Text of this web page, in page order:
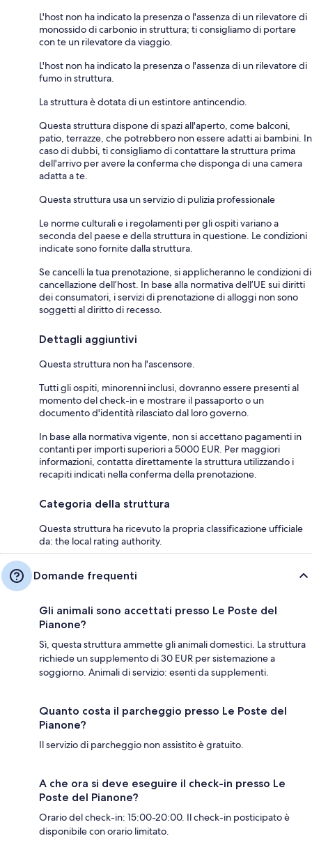
L'host non ha indicato la presenza o l'assenza di un rilevatore di
monossido di carbonio in struttura; ti consigliamo di portare
con te un rilevatore da viaggio.
L'host non ha indicato la presenza o l'assenza di un rilevatore di
fumo in struttura.
La struttura è dotata di un estintore antincendio.
Questa struttura dispone di spazi all'aperto, come balconi,
patio, terrazze, che potrebbero non essere adatti ai bambini. In
caso di dubbi, ti consigliamo di contattare la struttura prima
dell'arrivo per avere la conferma che disponga di una camera
adatta a te.
Questa struttura usa un servizio di pulizia professionale
Le norme culturali e i regolamenti per gli ospiti variano a
seconda del paese e della struttura in questione. Le condizioni
indicate sono fornite dalla struttura.
Se cancelli la tua prenotazione, si applicheranno le condizioni di
cancellazione dell’host. In base alla normativa dell’UE sui diritti
dei consumatori, i servizi di prenotazione di alloggi non sono
soggetti al diritto di recesso.
Dettagli aggiuntivi
Questa struttura non ha l'ascensore.
Tutti gli ospiti, minorenni inclusi, dovranno essere presenti al
momento del check-in e mostrare il passaporto o un
documento d'identità rilasciato dal loro governo.
In base alla normativa vigente, non si accettano pagamenti in
contanti per importi superiori a 5000 EUR. Per maggiori
informazioni, contatta direttamente la struttura utilizzando i
recapiti indicati nella conferma della prenotazione.
Categoria della struttura
Questa struttura ha ricevuto la propria classificazione ufficiale
da: the local rating authority.
Domande frequenti
Gli animali sono accettati presso Le Poste del
Pianone?
Sì, questa struttura ammette gli animali domestici. La struttura
richiede un supplemento di 30 EUR per sistemazione a
soggiorno. Animali di servizio: esenti da supplementi.
Quanto costa il parcheggio presso Le Poste del
Pianone?
Il servizio di parcheggio non assistito è gratuito.
A che ora si deve eseguire il check-in presso Le
Poste del Pianone?
Orario del check-in: 15:00-20:00. Il check-in posticipato è
disponibile con orario limitato.